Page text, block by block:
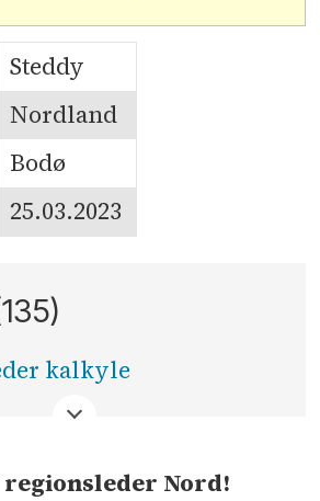
Steddy
Nordland
Bodø
25.03.2023
kalkyle
Nord!